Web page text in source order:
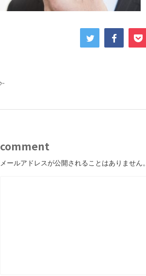
-
comment
メールアドレスが公開されることはありません。